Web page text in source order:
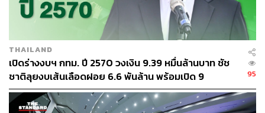
THAILAND
เปิดร่างงบฯ กทม. ปี 2570 วงเงิน 9.39 หมื่นล้านบาท ชัช
ชาติลุยงบเส้นเลือดฝอย 6.6 พันล้าน พร้อมเปิด 9
ยุทธศาสตร์พัฒนาเมือง
95